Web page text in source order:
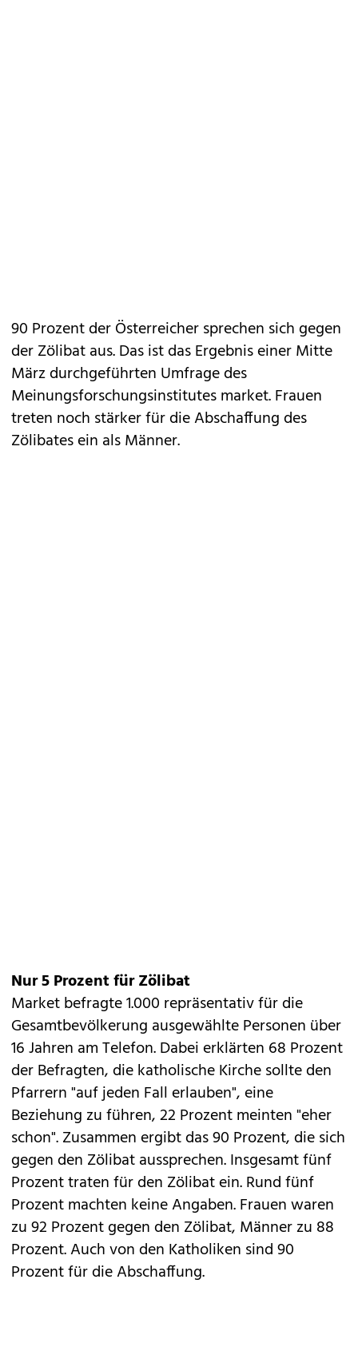
90 Prozent der Österreicher sprechen sich gegen
der Zölibat aus. Das ist das Ergebnis einer Mitte
März durchgeführten Umfrage des
Meinungsforschungsinstitutes market. Frauen
treten noch stärker für die Abschaffung des
Zölibates ein als Männer.
Nur 5 Prozent für Zölibat
Market befragte 1.000 repräsentativ für die
Gesamtbevölkerung ausgewählte Personen über
16 Jahren am Telefon. Dabei erklärten 68 Prozent
der Befragten, die katholische Kirche sollte den
Pfarrern "auf jeden Fall erlauben", eine
Beziehung zu führen, 22 Prozent meinten "eher
schon". Zusammen ergibt das 90 Prozent, die sich
gegen den Zölibat aussprechen. Insgesamt fünf
Prozent traten für den Zölibat ein. Rund fünf
Prozent machten keine Angaben. Frauen waren
zu 92 Prozent gegen den Zölibat, Männer zu 88
Prozent. Auch von den Katholiken sind 90
Prozent für die Abschaffung.